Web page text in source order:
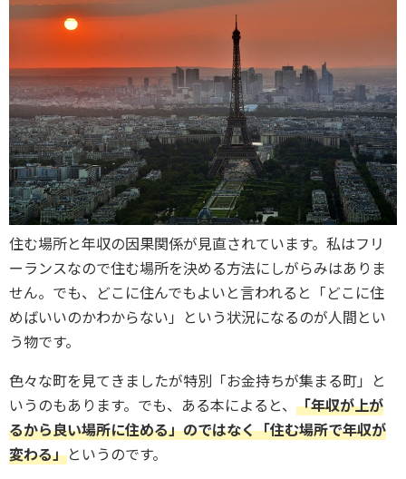
住む場所と年収の因果関係が見直されています。私はフリ
ーランスなので住む場所を決める方法にしがらみはありま
せん。でも、どこに住んでもよいと言われると「どこに住
めばいいのかわからない」という状況になるのが人間とい
う物です。
色々な町を見てきましたが特別「お金持ちが集まる町」と
いうのもあります。でも、ある本によると、 「年収が上が
るから良い場所に住める」のではなく「住む場所で年収が
変わる」というのです。